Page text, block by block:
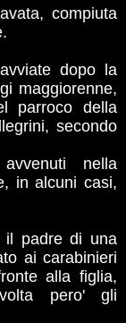
compiuta
dopo la
maggiorenne,
parroco della
secondo
nella
in alcuni casi,
il padre di una
ai carabinieri
alla figlia,
pero' gli